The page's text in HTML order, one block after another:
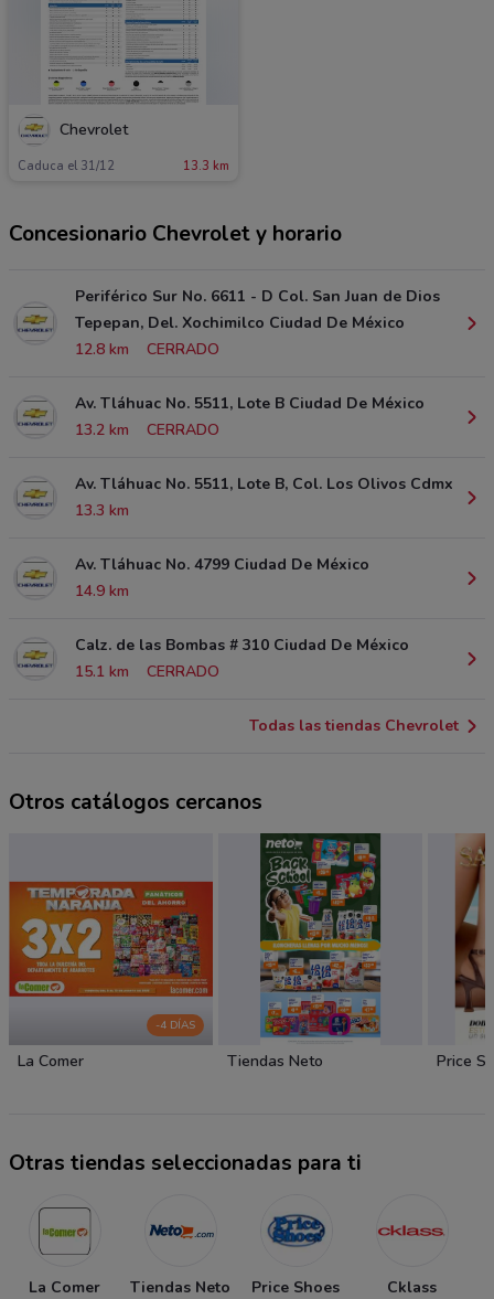
Chevrolet
Caduca el 31/12 13.3 km
Concesionario Chevrolet y horario
Periférico Sur No. 6611 - D Col. San Juan de Dios
Tepepan, Del. Xochimilco Ciudad De México
12.8 km
CERRADO
Av. Tláhuac No. 5511, Lote B Ciudad De México
13.2 km
CERRADO
Av. Tláhuac No. 5511, Lote B, Col. Los Olivos Cdmx
13.3 km
Av. Tláhuac No. 4799 Ciudad De México
14.9 km
Calz. de las Bombas # 310 Ciudad De México
15.1 km
CERRADO
Todas las tiendas Chevrolet
Otros catálogos cercanos
-4 DÍAS
La Comer Tiendas Neto Price
Otras tiendas seleccionadas para ti
La Comer Tiendas Neto Price Shoes Cklass